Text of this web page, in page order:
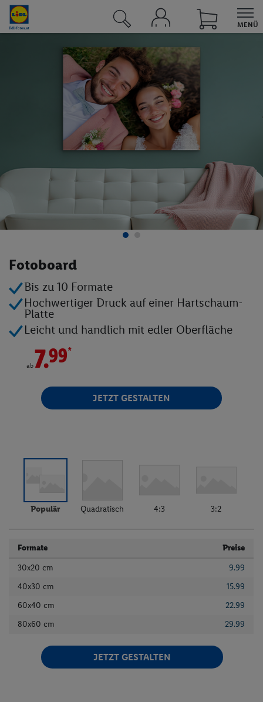
MENÜ
UNSERE ANGEBOTE BEI LIDL
Lidl Connect
Lidl Energie
Fotos
Fotobücher
Fotokalender
Wandbilder
Fotogeschenke
Fotoblock
Fotoboard
Bis zu 10 Formate
Hochwertiger Druck auf einer Hartschaum-
Platte
Leicht und handlich mit edler Oberfläche
ab7.99*
JETZT GESTALTEN
Populär Quadratisch 4:3 3:2
Formate
Preise
30x20 cm
9.99
40x30 cm
15.99
60x40 cm
22.99
80x60 cm
29.99
JETZT GESTALTEN